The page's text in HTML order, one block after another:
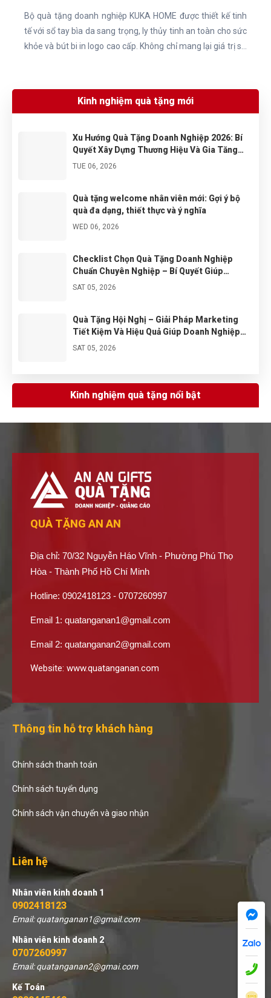
Bộ quà tặng doanh nghiệp KUKA HOME được thiết kế tinh
tế với sổ tay bìa da sang trọng, ly thủy tinh an toàn cho sức
khỏe và bút bi in logo cao cấp. Không chỉ mang lại giá trị sử
ấn chuyên nghiệp, gia tăng sự gắn kết với khách hàng,
đồng thời quảng bá thương hiệu một cách bền vững và tinh
Kinh nghiệm quà tặng mới
Xu Hướng Quà Tặng Doanh Nghiệp 2026: Bí
Quyết Xây Dựng Thương Hiệu Và Gia Tăng
Doanh Số Hiệu Quả
TUE 06, 2026
Quà tặng welcome nhân viên mới: Gợi ý bộ
quà đa dạng, thiết thực và ý nghĩa
WED 06, 2026
Checklist Chọn Quà Tặng Doanh Nghiệp
Chuẩn Chuyên Nghiệp – Bí Quyết Giúp
Thương Hiệu Ghi Điểm Với Khách Hàng
SAT 05, 2026
Quà Tặng Hội Nghị – Giải Pháp Marketing
Tiết Kiệm Và Hiệu Quả Giúp Doanh Nghiệp
Tăng Nhận Diện Thương Hiệu
SAT 05, 2026
sang trọng và ý nghĩa 2026
SAT 04, 2026
Kinh nghiệm quà tặng nổi bật
QUÀ TẶNG AN AN
Địa chỉ: 70/32 Nguyễn Háo Vĩnh - Phường Phú Thọ
Hòa - Thành Phố Hồ Chí Minh
Hotline: 0902418123 - 0707260997
Email 1: quatanganan1@gmail.com
Email 2: quatanganan2@gmail.com
Website: www.quatanganan.com
Thông tin hỗ trợ khách hàng
Chính sách thanh toán
Chính sách tuyển dụng
Chính sách vận chuyển và giao nhận
Liên hệ
Nhân viên kinh doanh 1
0902418123
Email: quatanganan1@gmail.com
Nhân viên kinh doanh 2
0707260997
Email: quatanganan2@gmai.com
Kế Toán